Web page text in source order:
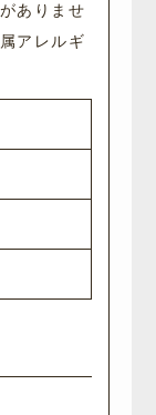
ありませ
アレルギ